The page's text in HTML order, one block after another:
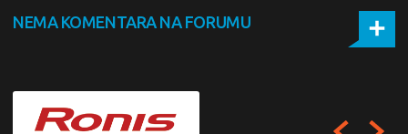
NEMA KOMENTARA NA FORUMU